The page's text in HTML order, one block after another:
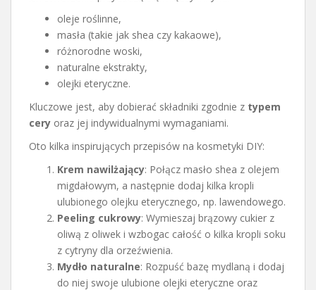
oleje roślinne,
masła (takie jak shea czy kakaowe),
różnorodne woski,
naturalne ekstrakty,
olejki eteryczne.
Kluczowe jest, aby dobierać składniki zgodnie z typem
cery oraz jej indywidualnymi wymaganiami.
Oto kilka inspirujących przepisów na kosmetyki DIY:
Krem nawilżający: Połącz masło shea z olejem
migdałowym, a następnie dodaj kilka kropli
ulubionego olejku eterycznego, np. lawendowego.
Peeling cukrowy: Wymieszaj brązowy cukier z
oliwą z oliwek i wzbogac całość o kilka kropli soku
z cytryny dla orzeźwienia.
Mydło naturalne: Rozpuść bazę mydlaną i dodaj
do niej swoje ulubione olejki eteryczne oraz